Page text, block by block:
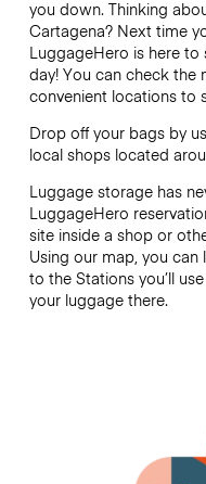
you down. Thinking
Cartagena? Next time
LuggageHero is here
day! You can check
convenient locations to
Drop off your bags by
local shops located
Luggage storage has
LuggageHero
site inside a shop or
Using our map, you
to the Stations you’ll
your luggage there.